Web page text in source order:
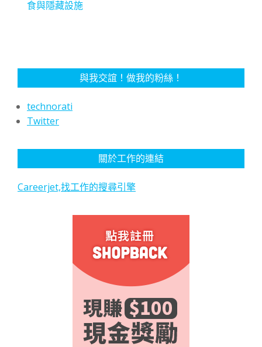
食與隱藏設施
與我交誼！做我的粉絲！
technorati
Twitter
關於工作的連結
Careerjet,找工作的搜尋引擎